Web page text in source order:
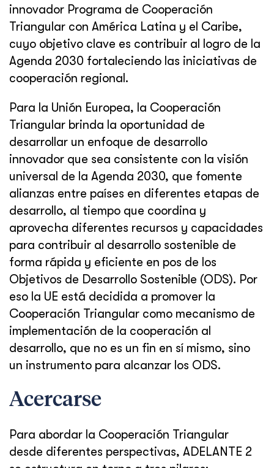
innovador Programa de Cooperación
Triangular con América Latina y el Caribe,
cuyo objetivo clave es contribuir al logro de la
Agenda 2030 fortaleciendo las iniciativas de
cooperación regional.
Para la Unión Europea, la Cooperación
Triangular brinda la oportunidad de
desarrollar un enfoque de desarrollo
innovador que sea consistente con la visión
universal de la Agenda 2030, que fomente
alianzas entre países en diferentes etapas de
desarrollo, al tiempo que coordina y
aprovecha diferentes recursos y capacidades
para contribuir al desarrollo sostenible de
forma rápida y eficiente en pos de los
Objetivos de Desarrollo Sostenible (ODS). Por
eso la UE está decidida a promover la
Cooperación Triangular como mecanismo de
implementación de la cooperación al
desarrollo, que no es un fin en sí mismo, sino
un instrumento para alcanzar los ODS.
Acercarse
Para abordar la Cooperación Triangular
desde diferentes perspectivas, ADELANTE 2